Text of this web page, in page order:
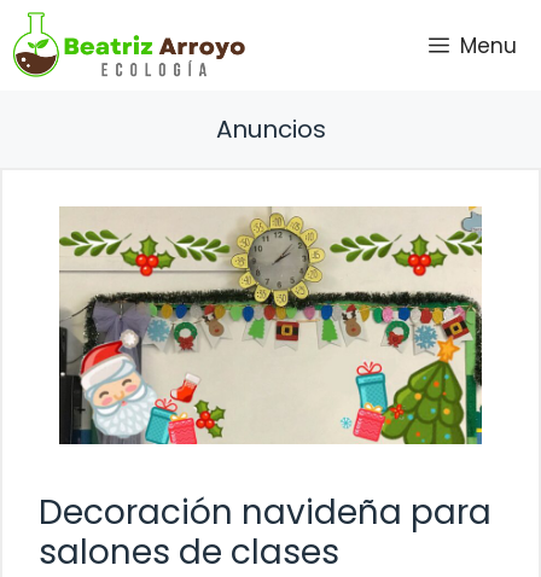
Saltar
al
contenido
Menu
Anuncios
Decoración navideña para
salones de clases